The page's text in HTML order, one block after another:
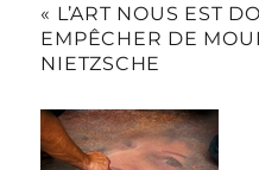
« L’ART NOUS EST
EMPÊCHER DE
NIETZSCHE